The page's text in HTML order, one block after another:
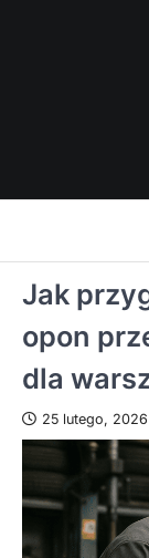
Jak
opon
dla
25 lutego, 2026